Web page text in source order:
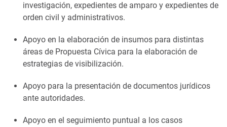
investigación, expedientes de amparo y expedientes de
orden civil y administrativos.
Apoyo en la elaboración de insumos para distintas
áreas de Propuesta Cívica para la elaboración de
estrategias de visibilización.
Apoyo para la presentación de documentos jurídicos
ante autoridades.
Apoyo en el seguimiento puntual a los casos